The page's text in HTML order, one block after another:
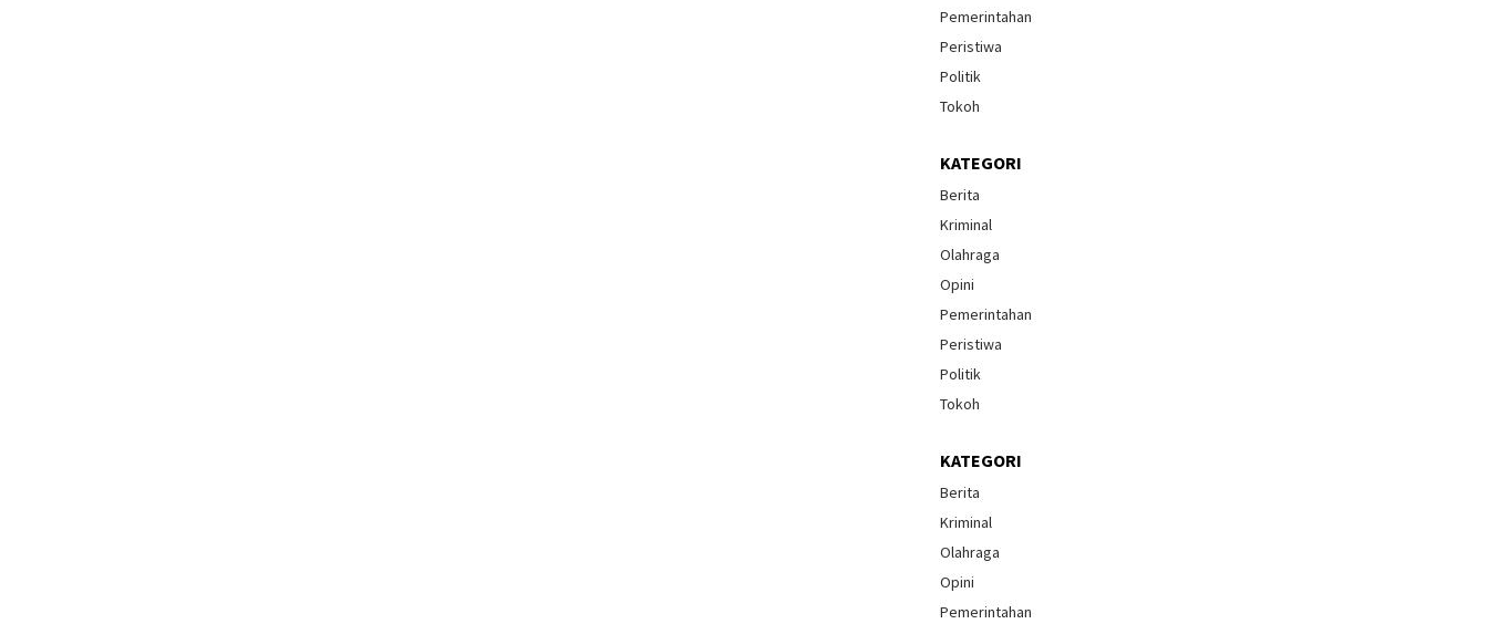
Pemerintahan
Peristiwa
Politik
Tokoh
KATEGORI
Berita
Kriminal
Olahraga
Opini
Pemerintahan
Peristiwa
Politik
Tokoh
KATEGORI
Berita
Kriminal
Olahraga
Opini
Pemerintahan